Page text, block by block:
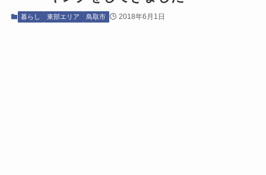
暮らし 東部エリア 鳥取市 2018年6月1日